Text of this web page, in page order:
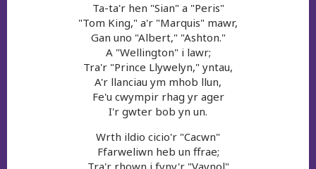
Ta-ta'r hen "Sian" a "Peris"
"Tom King," a'r "Marquis" mawr,
Gan uno "Albert," "Ashton."
A "Wellington" i lawr;
Tra'r "Prince Llywelyn," yntau,
A'r llanciau ym mhob llun,
Fe'u cwympir rhag yr ager
I'r gwter bob yn un.
Wrth ildio cicio'r "Cacwn"
Ffarweliwn heb un ffrae;
Tra'r rhown i fyny'r "Vaynol"